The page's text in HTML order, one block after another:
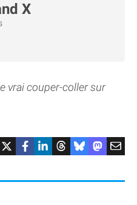
X
vrai couper-coller sur